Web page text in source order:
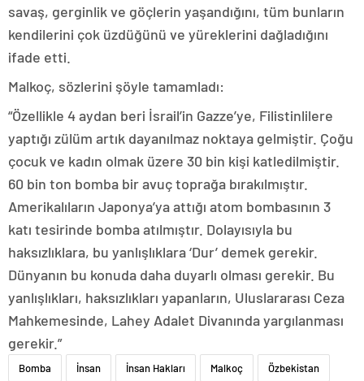
savaş, gerginlik ve göçlerin yaşandığını, tüm bunların
kendilerini çok üzdüğünü ve yüreklerini dağladığını
ifade etti.
Malkoç, sözlerini şöyle tamamladı:
“Özellikle 4 aydan beri İsrail’in Gazze’ye, Filistinlilere
yaptığı zülüm artık dayanılmaz noktaya gelmiştir. Çoğu
çocuk ve kadın olmak üzere 30 bin kişi katledilmiştir.
60 bin ton bomba bir avuç toprağa bırakılmıştır.
Amerikalıların Japonya’ya attığı atom bombasının 3
katı tesirinde bomba atılmıştır. Dolayısıyla bu
haksızlıklara, bu yanlışlıklara ‘Dur’ demek gerekir.
Dünyanın bu konuda daha duyarlı olması gerekir. Bu
yanlışlıkları, haksızlıkları yapanların, Uluslararası Ceza
Mahkemesinde, Lahey Adalet Divanında yargılanması
gerekir.”
Bomba İnsan İnsan Hakları Malkoç Özbekistan